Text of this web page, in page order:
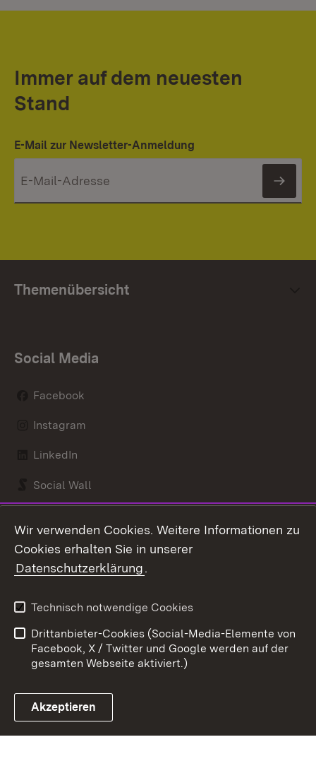
Immer auf dem neuesten
Stand
E-Mail zur Newsletter-Anmeldung
Themenübersicht
Social Media
Facebook
Instagram
LinkedIn
Social Wall
Link zum Landesportal
Kontakt
Barrierefreiheit
Impressum
Cookies
Wir verwenden Cookies. Weitere Informationen zu
Cookies erhalten Sie in unserer
Datenschutzerklärung.
Technisch notwendige Cookies
Drittanbieter-Cookies (Social-Media-Elemente von
Facebook, X / Twitter und Google werden auf der
gesamten Webseite aktiviert.)
Akzeptieren